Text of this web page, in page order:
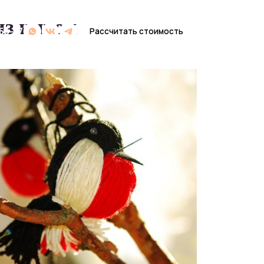
Рассчитать стоимость
Рассчитать стоимость
ниток